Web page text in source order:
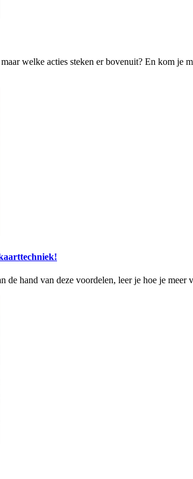
welke acties steken er bovenuit? En kom je
hand van deze voordelen, leer je hoe je meer